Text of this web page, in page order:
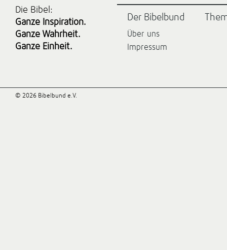
Die Bibel:
Ganze Inspiration.
Ganze Wahrheit.
Ganze Einheit.
Der Bibelbund
Über uns
Impressum
© 2026 Bibelbund e.V.